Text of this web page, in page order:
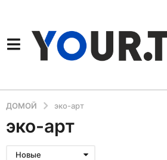
ДОМОЙ эко-арт
эко-арт
Новые